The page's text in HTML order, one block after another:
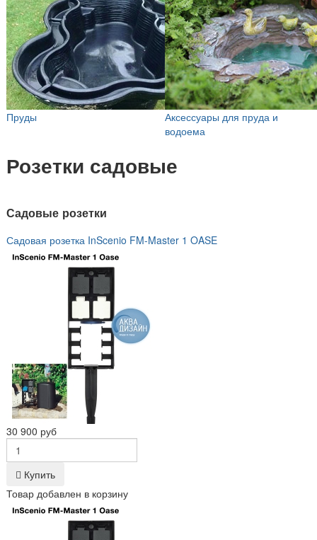
Пруды
Аксессуары для пруда и
водоема
Розетки садовые
Садовые розетки
Садовая розетка InScenio FM-Master 1 OASE
30 900 руб
Купить
Товар добавлен в корзину